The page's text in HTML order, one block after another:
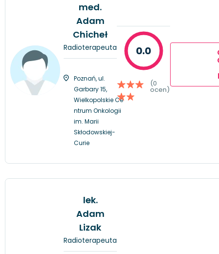
med.
Adam
Chicheł
Radioterapeuta
Poznań, ul.
Garbary 15,
Wielkopolskie Ce
ntrum Onkologii
im. Marii
Skłodowskiej-
Curie
0.0
(0
ocen)
lek.
Adam
Lizak
Radioterapeuta